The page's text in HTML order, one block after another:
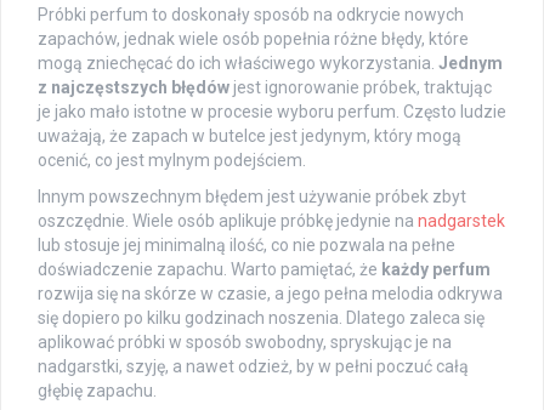
Próbki perfum to doskonały sposób na odkrycie nowych
zapachów, jednak wiele osób popełnia różne błędy, które
mogą zniechęcać do ich właściwego wykorzystania. Jednym
z najczęstszych błędów jest ignorowanie próbek, traktując
je jako mało istotne w procesie wyboru perfum. Często ludzie
uważają, że zapach w butelce jest jedynym, który mogą
ocenić, co jest mylnym podejściem.
Innym powszechnym błędem jest używanie próbek zbyt
oszczędnie. Wiele osób aplikuje próbkę jedynie na nadgarstek
lub stosuje jej minimalną ilość, co nie pozwala na pełne
doświadczenie zapachu. Warto pamiętać, że każdy perfum
rozwija się na skórze w czasie, a jego pełna melodia odkrywa
się dopiero po kilku godzinach noszenia. Dlatego zaleca się
aplikować próbki w sposób swobodny, spryskując je na
nadgarstki, szyję, a nawet odzież, by w pełni poczuć całą
głębię zapachu.